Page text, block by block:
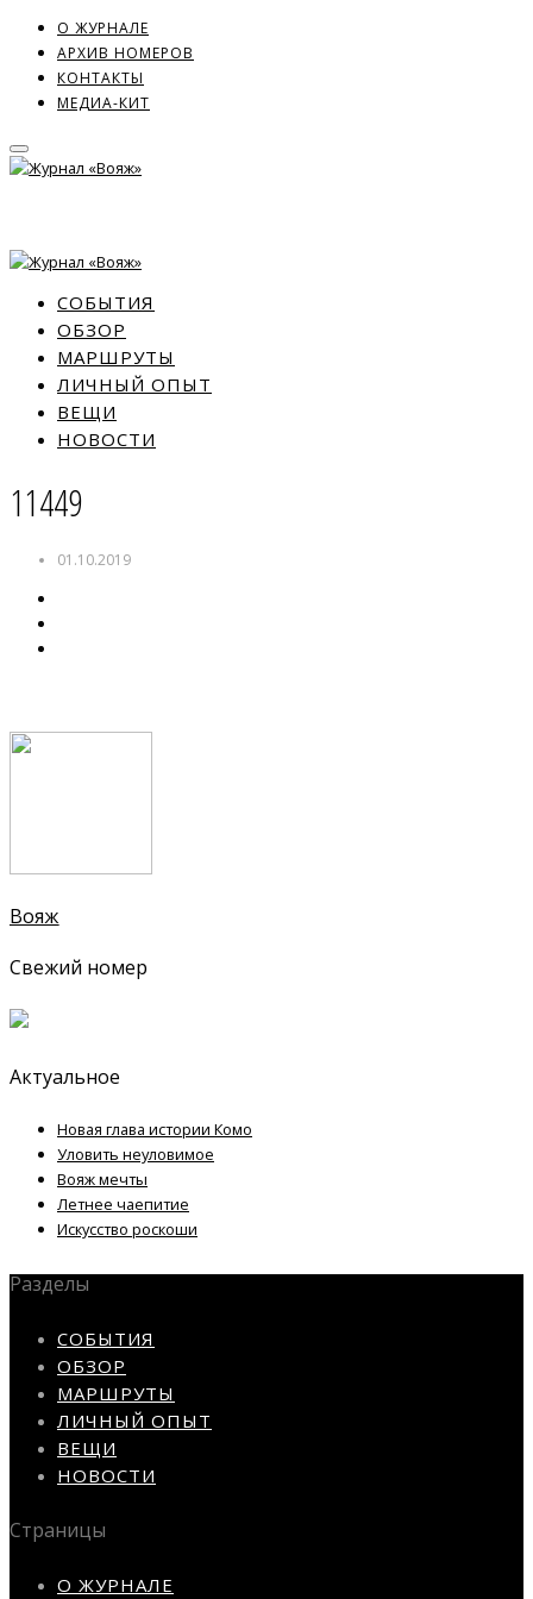
О ЖУРНАЛЕ
АРХИВ НОМЕРОВ
КОНТАКТЫ
МЕДИА-КИТ
СОБЫТИЯ
ОБЗОР
МАРШРУТЫ
ЛИЧНЫЙ ОПЫТ
ВЕЩИ
НОВОСТИ
11449
01.10.2019
Вояж
Свежий номер
Актуальное
Новая глава истории Комо
Уловить неуловимое
Вояж мечты
Летнее чаепитие
Искусство роскоши
Разделы
СОБЫТИЯ
ОБЗОР
МАРШРУТЫ
ЛИЧНЫЙ ОПЫТ
ВЕЩИ
НОВОСТИ
Страницы
О ЖУРНАЛЕ